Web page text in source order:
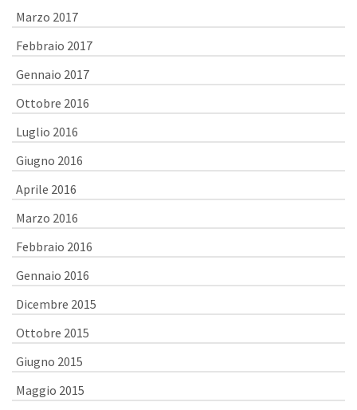
Marzo 2017
Febbraio 2017
Gennaio 2017
Ottobre 2016
Luglio 2016
Giugno 2016
Aprile 2016
Marzo 2016
Febbraio 2016
Gennaio 2016
Dicembre 2015
Ottobre 2015
Giugno 2015
Maggio 2015